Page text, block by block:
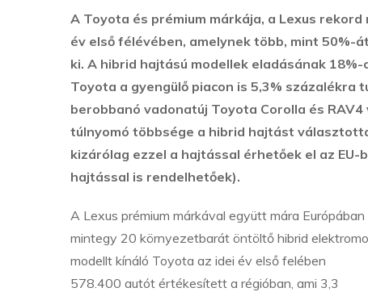
A Toyota és prémium márkája, a Lexus
év első félévében, amelynek több, mint
ki. A hibrid hajtású modellek eladásának
Toyota a gyengülő piacon is 5,3%
berobbanó vadonatúj Toyota Corolla és
túlnyomó többsége a hibrid hajtást
kizárólag ezzel a hajtással érhetőek el az
hajtással is rendelhetőek).
A Lexus prémium márkával együtt mára Európában
mintegy 20 környezetbarát öntöltő hibrid
modellt kínáló Toyota az idei év első felében
578.400 autót értékesített a régióban, ami 3,3